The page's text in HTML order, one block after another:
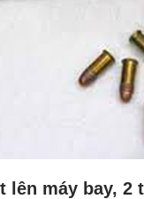
lên máy bay, 2